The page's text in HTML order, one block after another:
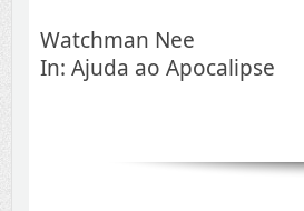
Watchman Nee
In: Ajuda ao Apocalipse